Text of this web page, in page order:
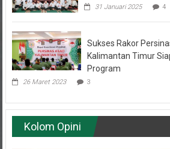
Kalimantan Timur
Program
26 Maret 2023 3
Kolom Opini